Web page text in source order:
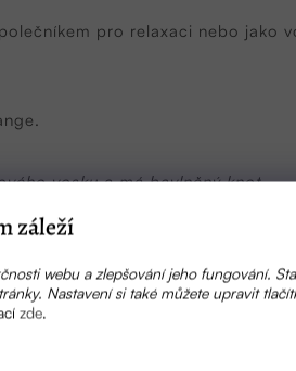
záleží
webu a zlepšování jeho fungování.
Nastavení si také můžete upravit
zde.
pro relaxaci nebo jako
vosku a má bavlněný knot.
svíček.